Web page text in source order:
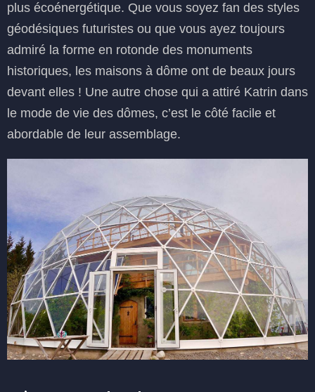
plus écoénergétique. Que vous soyez fan des styles
géodésiques futuristes ou que vous ayez toujours
admiré la forme en rotonde des monuments
historiques, les maisons à dôme ont de beaux jours
devant elles ! Une autre chose qui a attiré Katrin dans
le mode de vie des dômes, c’est le côté facile et
abordable de leur assemblage.